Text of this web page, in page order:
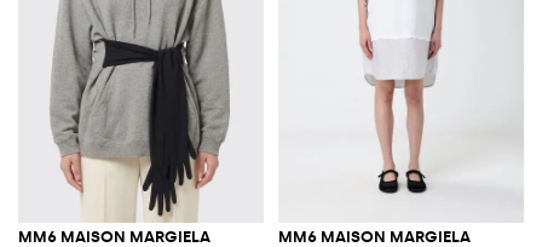
MM6 MAISON MARGIELA MM6 MAISON MARGIELA